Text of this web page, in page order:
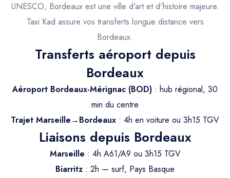
Taxis Aéroport
Trajet Port croisière
Trajet Santé
Trajet Longue Distance
Taxis aéroport
Actualités & évènements
Contactez-nous
UNESCO, Bordeaux est une ville d'art et d'histoire majeure.
Taxi Kad assure vos transferts longue distance vers
Bordeaux.
Transferts aéroport depuis
Bordeaux
Aéroport Bordeaux-Mérignac (BOD) : hub régional, 30
min du centre
Trajet Marseille→Bordeaux : 4h en voiture ou 3h15 TGV
Liaisons depuis Bordeaux
Marseille : 4h A61/A9 ou 3h15 TGV
Biarritz : 2h — surf, Pays Basque